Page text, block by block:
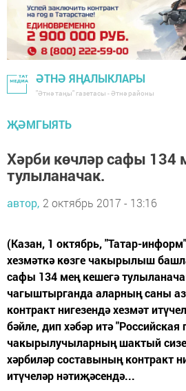
ӘТНӘ ЯҢАЛЫКЛАРЫ
"Әтнә таңы" газетасы - Әтнә районы
ҖӘМГЫЯТЬ
Хәрби көчләр сафы 134
тулыланачак.
автор, 2 октябрь 2017 - 13:16
(Казан, 1 октябрь, "Татар-
хезмәткә көзге чакырылыш
сафы 134 мең кешегә
чагыштырганда аларның саны
контракт нигезендә хезмәт
бәйле, дип хәбәр итә "Российская
чакырылучыларның шактый
хәрбиләр составының контракт
итүчеләр нәтиҗәсендә...